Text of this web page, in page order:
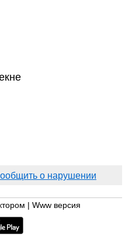
о нарушении
Www версия